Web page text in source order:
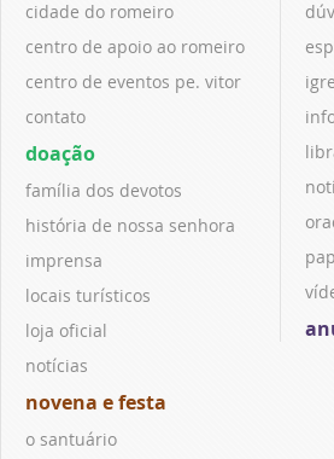
cidade do romeiro
centro de apoio ao romeiro
centro de eventos pe. vitor
contato
doação
família dos devotos
história de nossa senhora
imprensa
locais turísticos
loja oficial
notícias
novena e festa
o santuário